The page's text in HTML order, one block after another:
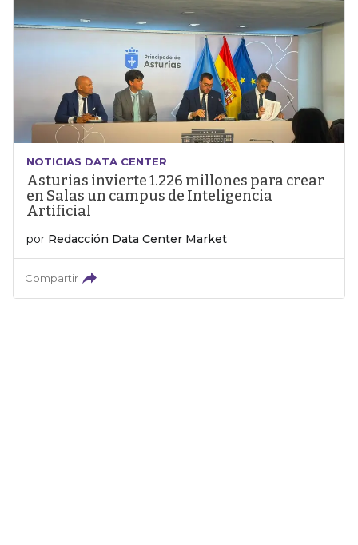
NOTICIAS DATA CENTER
Asturias invierte 1.226 millones para crear
en Salas un campus de Inteligencia
Artificial
por Redacción Data Center Market
Compartir